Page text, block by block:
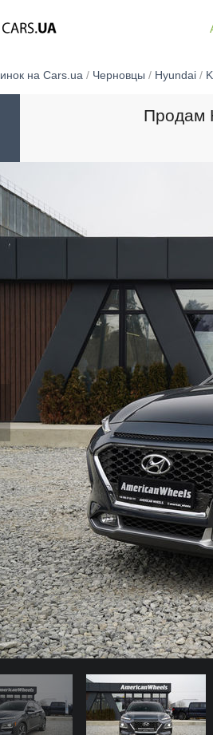
на Cars.ua / Черновцы / Hyundai/
Продам